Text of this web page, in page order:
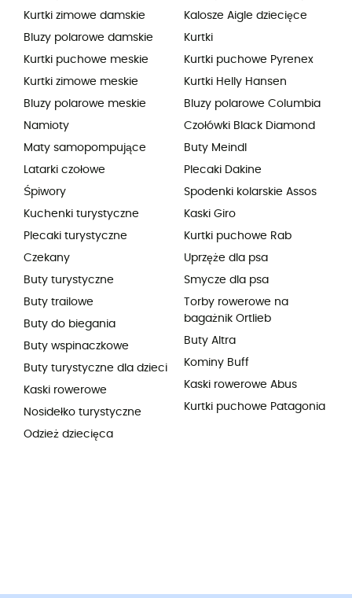
Kurtki zimowe damskie
Bluzy polarowe damskie
Kurtki puchowe meskie
Kurtki zimowe meskie
Bluzy polarowe meskie
Namioty
Maty samopompujące
Latarki czołowe
Śpiwory
Kuchenki turystyczne
Plecaki turystyczne
Czekany
Buty turystyczne
Buty trailowe
Buty do biegania
Buty wspinaczkowe
Buty turystyczne dla dzieci
Kaski rowerowe
Nosidełko turystyczne
Odzież dziecięca
Kalosze Aigle dziecięce
Kurtki
Kurtki puchowe Pyrenex
Kurtki Helly Hansen
Bluzy polarowe Columbia
Czołówki Black Diamond
Buty Meindl
Plecaki Dakine
Spodenki kolarskie Assos
Kaski Giro
Kurtki puchowe Rab
Uprzęże dla psa
Smycze dla psa
Torby rowerowe na
bagażnik Ortlieb
Buty Altra
Kominy Buff
Kaski rowerowe Abus
Kurtki puchowe Patagonia